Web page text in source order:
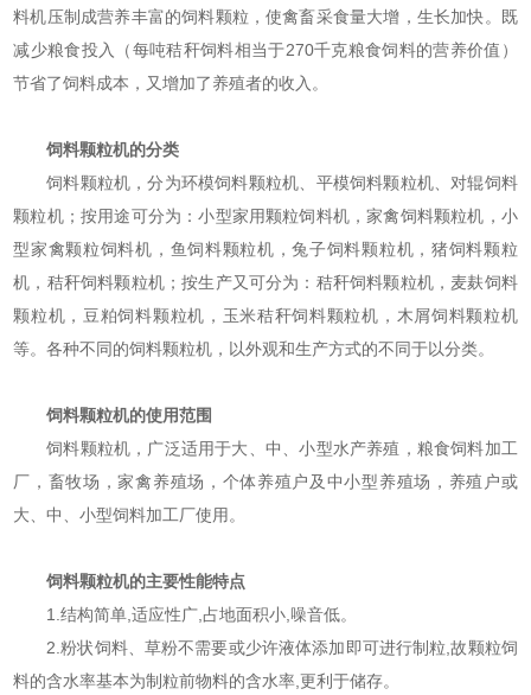
料机压制成营养丰富的饲料颗粒，使禽畜采食量大增，生长加快。既
减少粮食投入（每吨秸秆饲料相当于270千克粮食饲料的营养价值）
节省了饲料成本，又增加了养殖者的收入。
饲料颗粒机的分类
饲料颗粒机，分为环模饲料颗粒机、平模饲料颗粒机、对辊饲料
颗粒机；按用途可分为：小型家用颗粒饲料机，家禽饲料颗粒机，小
型家禽颗粒饲料机，鱼饲料颗粒机，兔子饲料颗粒机，猪饲料颗粒
机，秸秆饲料颗粒机；按生产又可分为：秸秆饲料颗粒机，麦麸饲料
颗粒机，豆粕饲料颗粒机，玉米秸秆饲料颗粒机，木屑饲料颗粒机
等。各种不同的饲料颗粒机，以外观和生产方式的不同于以分类。
饲料颗粒机的使用范围
饲料颗粒机，广泛适用于大、中、小型水产养殖，粮食饲料加工
厂，畜牧场，家禽养殖场，个体养殖户及中小型养殖场，养殖户或
大、中、小型饲料加工厂使用。
饲料颗粒机的主要性能特点
1.结构简单,适应性广,占地面积小,噪音低。
2.粉状饲料、草粉不需要或少许液体添加即可进行制粒,故颗粒饲
料的含水率基本为制粒前物料的含水率,更利于储存。